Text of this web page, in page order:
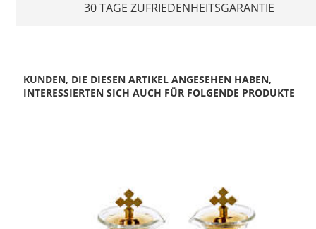
30 TAGE ZUFRIEDENHEITSGARANTIE
KUNDEN, DIE DIESEN ARTIKEL ANGESEHEN HABEN,
INTERESSIERTEN SICH AUCH FÜR FOLGENDE PRODUKTE